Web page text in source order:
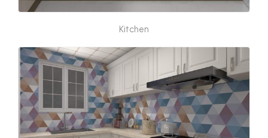
Kitchen